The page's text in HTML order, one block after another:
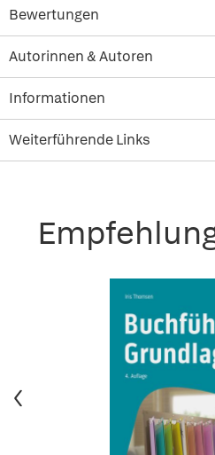
Bewertungen
Autorinnen & Autoren
Informationen
Weiterführende Links